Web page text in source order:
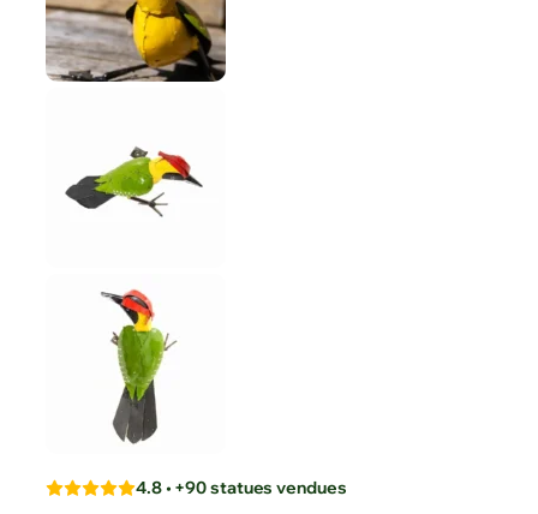
4.8 • +90 statues vendues